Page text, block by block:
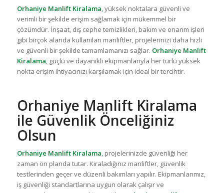
Orhaniye Manlift Kiralama, yüksek noktalara güvenli ve
verimli bir şekilde erişim sağlamak için mükemmel bir
çözümdür. İnşaat, dış cephe temizlikleri, bakım ve onarım işleri
gibi birçok alanda kullanılan manliftler, projelerinizi daha hızlı
ve güvenli bir şekilde tamamlamanızı sağlar. Orhaniye Manlift
Kiralama, güçlü ve dayanıklı ekipmanlarıyla her türlü yüksek
nokta erişim ihtiyacınızı karşılamak için ideal bir tercihtir.
Orhaniye Manlift Kiralama
ile Güvenlik Önceliğiniz
Olsun
Orhaniye Manlift Kiralama, projelerinizde güvenliği her
zaman ön planda tutar. Kiraladığınız manliftler, güvenlik
testlerinden geçer ve düzenli bakımları yapılır. Ekipmanlarımız,
iş güvenliği standartlarına uygun olarak çalışır ve